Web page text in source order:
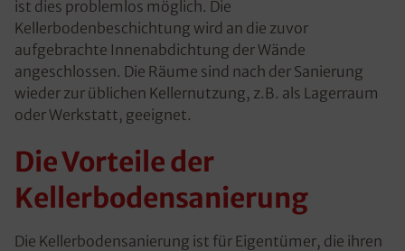
ist dies problemlos möglich. Die
Kellerbodenbeschichtung wird an die zuvor
aufgebrachte Innenabdichtung der Wände
angeschlossen. Die Räume sind nach der Sanierung
wieder zur üblichen Kellernutzung, z.B. als Lagerraum
oder Werkstatt, geeignet.
Die Vorteile der
Kellerbodensanierung
Die Kellerbodensanierung ist für Eigentümer, die ihren